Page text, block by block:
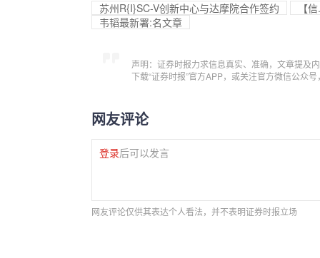
苏州R{I}SC-V创新中心与达摩院合作签约
【
韦韬最新署:名文章
声明：证券时报力求信息真实、准确，文章提及
下载“证券时报”官方APP，或关注官方微信公众
网友评论
登录后可以发言
网友评论仅供其表达个人看法，并不表明证券时报立场